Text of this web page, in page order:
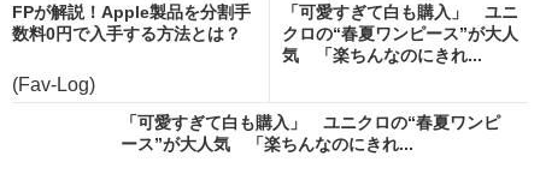
FPが解説！Apple製品を分割手
数料0円で入手する方法とは？
(Fav-Log)
「可愛すぎて白も購入」 ユニ
クロの“春夏ワンピース”が大人
気 「楽ちんなのにきれ...
「可愛すぎて白も購入」 ユニクロの“春夏ワンピ
ース”が大人気 「楽ちんなのにきれ...